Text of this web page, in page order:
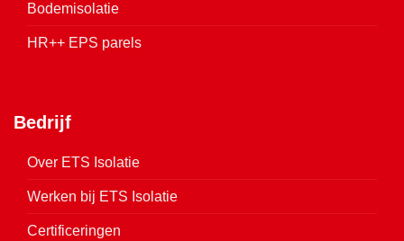
Bodemisolatie
HR++ EPS parels
Bedrijf
Over ETS Isolatie
Werken bij ETS Isolatie
Certificeringen